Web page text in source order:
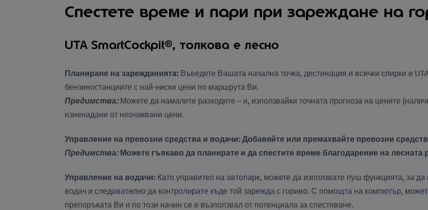
Спестете време и пари при зареждане на
UTA SmartCockpit®, толкова е лесно
Планиране на зарежданията: Въведете Вашата начална точка, дестинация и всички спирки и
бензиностанциите с най-ниски цени по маршрута Ви.
Предимства:Можете да намалите разходите – и, използвайки точната прогноза на цените
изненадани от неочаквани цени.
Управление на превозни средства и водачи: Добавяйте или премахвайте превозни
Предимства: Можете гъвкаво да планирате и да спестите време благодарение на лесната
Управление на водачи: Като управител на автопарк, можете да използвате пуш функцията, за
водач и следователно да контролирате къде той зарежда с гориво. С помощта на компютър,
препоръката Ви и по този начин се е възползвал от потенциала за спестяване.